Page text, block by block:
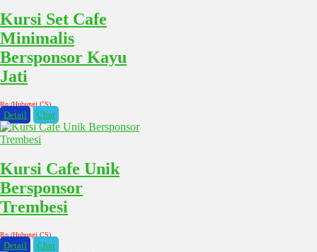
Kursi Set Cafe
Minimalis
Bersponsor Kayu
Jati
Rp (Hubungi CS)
Detail Chat
Kursi Cafe Unik
Bersponsor
Trembesi
Rp (Hubungi CS)
Detail Chat